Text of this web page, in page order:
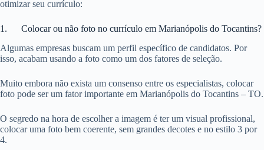
otimizar seu currículo:
1. Colocar ou não foto no currículo em Marianópolis do Tocantins?
Algumas empresas buscam um perfil específico de candidatos. Por
isso, acabam usando a foto como um dos fatores de seleção.
Muito embora não exista um consenso entre os especialistas, colocar
foto pode ser um fator importante em Marianópolis do Tocantins – TO.
O segredo na hora de escolher a imagem é ter um visual profissional,
colocar uma foto bem coerente, sem grandes decotes e no estilo 3 por
4.